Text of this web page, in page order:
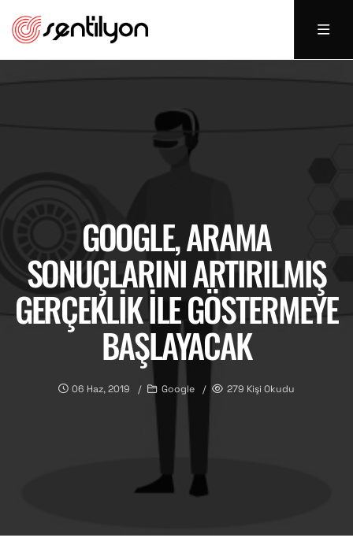
GOOGLE, ARAMA
SONUÇLARINI ARTIRILMIŞ
GERÇEKLIK ILE GÖSTERMEYE
BAŞLAYACAK
06 Haz, 2019 Google 279 Kişi Okudu